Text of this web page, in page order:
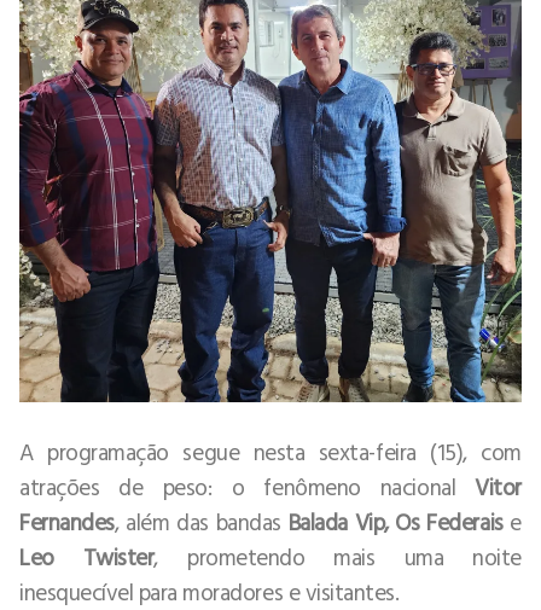
A programação segue nesta sexta-feira (15), com
atrações de peso: o fenômeno nacionalVitor
Fernandes, além das bandas Balada Vip, Os Federaise
Leo Twister, prometendo mais uma noite
inesquecível para moradores e visitantes.